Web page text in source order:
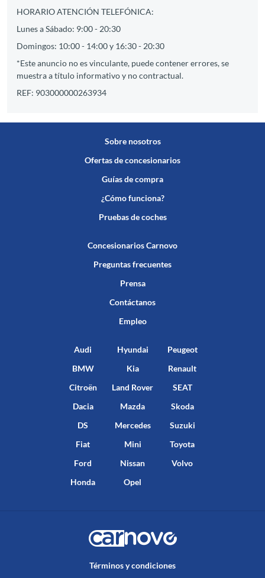
HORARIO ATENCIÓN TELEFÓNICA:
Lunes a Sábado: 9:00 - 20:30
Domingos: 10:00 - 14:00 y 16:30 - 20:30
*Este anuncio no es vinculante, puede contener errores, se
muestra a título informativo y no contractual.
REF: 903000000263934
Sobre nosotros
Ofertas de concesionarios
Guías de compra
¿Cómo funciona?
Pruebas de coches
Concesionarios Carnovo
Preguntas frecuentes
Prensa
Contáctanos
Empleo
Audi
BMW
Citroën
Dacia
DS
Fiat
Ford
Honda
Hyundai
Kia
Land Rover
Mazda
Mercedes
Mini
Nissan
Opel
Peugeot
Renault
SEAT
Skoda
Suzuki
Toyota
Volvo
Términos y condiciones